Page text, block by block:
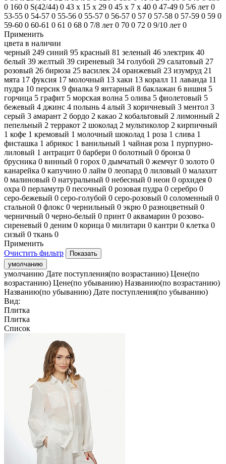
0 160 0 S(42/44) 0 43 х 15 х 29 0 45 х 7 х 40 0 47-49 0 5/6 лет 0
53-55 0 54-57 0 55-56 0 55-57 0 56-57 0 57 0 57-58 0 57-59 0 59 0
59-60 0 60-61 0 61 0 68 0 7/8 лет 0 70 0 72 0 9/10 лет 0
Применить
цвета в наличии
черный 249 синий 95 красный 81 зеленый 46 электрик 40
белый 39 желтый 39 сиреневый 34 голубой 29 салатовый 27
розовый 26 бирюза 25 василек 24 оранжевый 23 изумруд 21
мята 17 фуксия 17 молочный 13 хаки 13 коралл 11 лаванда 11
пудра 10 персик 9 фиалка 9 янтарный 8 баклажан 6 вишня 5
горчица 5 графит 5 морская волна 5 олива 5 фиолетовый 5
бежевый 4 джинс 4 полынь 4 алый 3 коричневый 3 ментол 3
серый 3 амарант 2 бордо 2 какао 2 кобальтовый 2 лимонный 2
пепельный 2 терракот 2 шоколад 2 мультиколор 2 кирпичный
1 кофе 1 кремовый 1 молочный шоколад 1 роза 1 слива 1
фисташка 1 абрикос 1 ванильный 1 чайная роза 1 пурпурно-
лиловый 1 антрацит 0 барбери 0 болотный 0 бронза 0
брусника 0 винный 0 горох 0 дымчатый 0 жемчуг 0 золото 0
канарейка 0 капучино 0 лайм 0 леопард 0 лиловый 0 малахит
0 малиновый 0 натуральный 0 небесный 0 неон 0 орхидея 0
охра 0 перламутр 0 песочный 0 розовая пудра 0 серебро 0
серо-бежевый 0 серо-голубой 0 серо-розовый 0 соломенный 0
стальной 0 флокс 0 чернильный 0 экрю 0 разноцветный 0
черничный 0 черно-белый 0 принт 0 аквамарин 0 розово-
сиреневый 0 деним 0 корица 0 милитари 0 кантри 0 клетка 0
сизый 0 ткань 0
Применить
Очистить фильтр
умолчанию
умолчанию Дате поступления(по возрастанию) Цене(по
возрастанию) Цене(по убыванию) Названию(по возрастанию)
Названию(по убыванию) Дате поступления(по убыванию)
Вид:
Плитка
Плитка
Список